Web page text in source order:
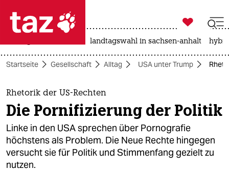
 taz zahl ich
taz zahl ich
themen
politik
öko
gesellschaft

taz zahl ich
landtagswahl in sachsen-anhalt
Startseite Gesellschaft Alltag USA unter Trump
Rhetorik der US-Rechten
Die Pornifizierung der Politik
Linke in den USA sprechen über Pornografie
höchstens als Problem. Die Neue Rechte hingegen
versucht sie für Politik und Stimmenfang gezielt zu
nutzen.